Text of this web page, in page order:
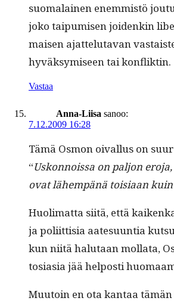
suo­ma­lainen enem­mistö
joko taipumisen joidenkin
maisen ajat­te­lu­ta­van
hyväksymiseen tai konfliktin.
Vastaa
Anna-Liisa sanoo:
7.12.2009 16:28
Tämä Osmon oival­lus on
“Uskon­nois­sa on paljon
ovat lähempänä toisi­aan
Huoli­mat­ta siitä, että
ja poli­it­tisia aate­su­un­tia
kun niitä halu­taan mol­la­ta,
tosi­a­sia jää hel­posti
Muu­toin en ota kan­taa